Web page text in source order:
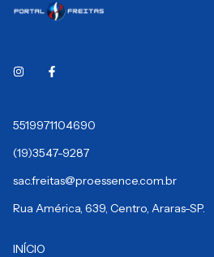
5519971104690
(19)3547-9287
sac.freitas@proessence.com.br
Rua América, 639, Centro, Araras-SP.
INÍCIO